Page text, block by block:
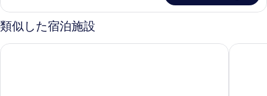
示
す
る
の
す
べ
の
詳
細
ル
ー
ム
2
ス
ツ
イ
ル
類似した宿泊施設
アロフト by マリオット クアラルンプール セントラルパーク